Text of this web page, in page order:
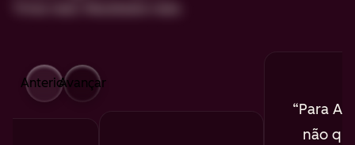
AnteriorAvançar
Para
não